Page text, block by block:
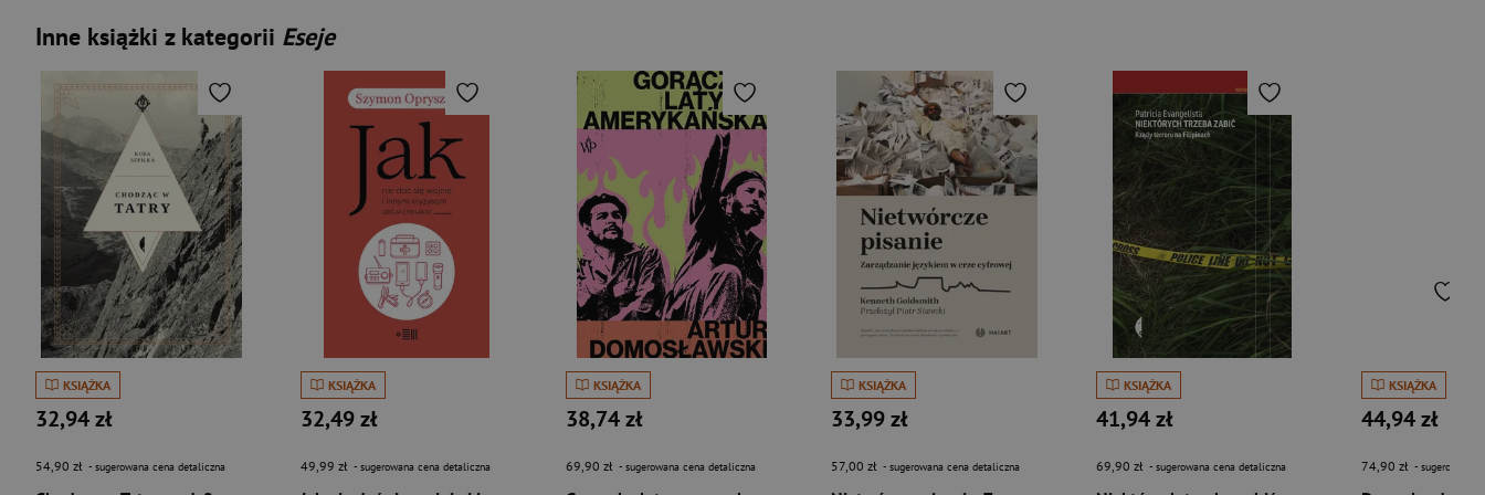
Inne książki z kategorii Eseje
KSIĄŻKA
32,94 zł
54,90 zł - sugerowana cena detaliczna
KSIĄŻKA
32,49 zł
49,99 zł - sugerowana cena detaliczna
KSIĄŻKA
38,74 zł
69,90 zł - sugerowana cena detaliczna
KSIĄŻKA
33,99 zł
57,00 zł - sugerowana cena detaliczna
KSIĄŻKA
41,94 zł
69,90 zł - sugerowana cena detaliczna
KSIĄŻKA
44,94 zł
74,90 zł - sugerowana